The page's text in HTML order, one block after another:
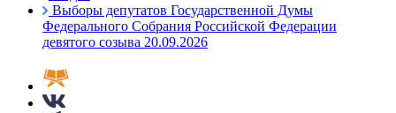
Выборы депутатов Государственной Думы
Федерального Собрания Российской Федерации
девятого созыва 20.09.2026